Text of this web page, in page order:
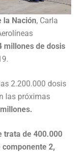
la Nación, Carla
millones de dosis
2.200.000 dosis
las próximas
trata de 400.000
2,